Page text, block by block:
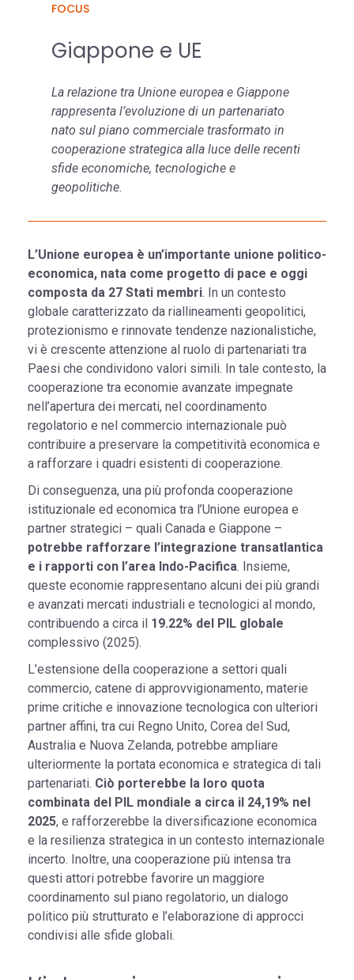
FOCUS
Giappone e UE
La relazione tra Unione europea e Giappone
rappresenta l’evoluzione di un partenariato
nato sul piano commerciale trasformato in
cooperazione strategica alla luce delle recenti
sfide economiche, tecnologiche e
geopolitiche.
L’Unione europea è un’importante unione politico-
economica, nata come progetto di pace e oggi
composta da 27 Stati membri. In un contesto
globale caratterizzato da riallineamenti geopolitici,
protezionismo e rinnovate tendenze nazionalistiche,
vi è crescente attenzione al ruolo di partenariati tra
Paesi che condividono valori simili. In tale contesto, la
cooperazione tra economie avanzate impegnate
nell’apertura dei mercati, nel coordinamento
regolatorio e nel commercio internazionale può
contribuire a preservare la competitività economica e
a rafforzare i quadri esistenti di cooperazione.
Di conseguenza, una più profonda cooperazione
istituzionale ed economica tra l’Unione europea e
partner strategici – quali Canada e Giappone –
potrebbe rafforzare l’integrazione transatlantica
e i rapporti con l’area Indo-Pacifica. Insieme,
queste economie rappresentano alcuni dei più grandi
e avanzati mercati industriali e tecnologici al mondo,
contribuendo a circa il 19.22% del PIL globale
complessivo (2025).
L’estensione della cooperazione a settori quali
commercio, catene di approvvigionamento, materie
prime critiche e innovazione tecnologica con ulteriori
partner affini, tra cui Regno Unito, Corea del Sud,
Australia e Nuova Zelanda, potrebbe ampliare
ulteriormente la portata economica e strategica di tali
partenariati. Ciò porterebbe la loro quota
combinata del PIL mondiale a circa il 24,19% nel
2025, e rafforzerebbe la diversificazione economica
e la resilienza strategica in un contesto internazionale
incerto. Inoltre, una cooperazione più intensa tra
questi attori potrebbe favorire un maggiore
coordinamento sul piano regolatorio, un dialogo
politico più strutturato e l’elaborazione di approcci
condivisi alle sfide globali.